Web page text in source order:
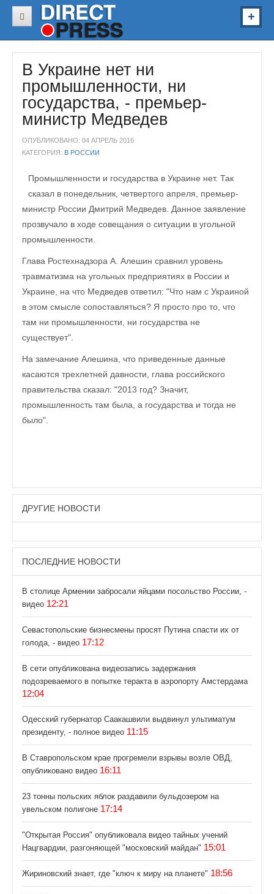
В Украине
В Мире
Звезды
Спорт
Здоровье
Курьезы
Видео
В Украине нет ни
промышленности, ни
государства, - премьер-
министр Медведев
ОПУБЛИКОВАНО: 04 АПРЕЛЬ 2016
КАТЕГОРИЯ: В РОССИИ
Промышленности и государства в Украине нет. Так
сказал в понедельник, четвертого апреля, премьер-
министр России Дмитрий Медведев. Данное заявление
прозвучало в ходе совещания о ситуации в угольной
промышленности.
Глава Ростехнадзора А. Алешин сравнил уровень
травматизма на угольных предприятиях в России и
Украине, на что Медведев ответил: "Что нам с Украиной
в этом смысле сопоставляться? Я просто про то, что
там ни промышленности, ни государства не
существует".
На замечание Алешина, что приведенные данные
касаются трехлетней давности, глава российского
правительства сказал: "2013 год? Значит,
промышленность там была, а государства и тогда не
было".
ДРУГИЕ НОВОСТИ
ПОСЛЕДНИЕ НОВОСТИ
В столице Армении забросали яйцами посольство России, -
видео 12:21
Севастопольские бизнесмены просят Путина спасти их от
голода, - видео 17:12
В сети опубликована видеозапись задержания
подозреваемого в попытке теракта в аэропорту Амстердама
12:04
Одесский губернатор Саакашвили выдвинул ультиматум
президенту, - полное видео 11:15
В Ставропольском крае прогремели взрывы возле ОВД,
опубликовано видео 16:11
23 тонны польских яблок раздавили бульдозером на
увельском полигоне 17:14
"Открытая Россия" опубликовала видео тайных учений
Нацгвардии, разгоняющей "московский майдан" 15:01
Жириновский знает, где "ключ к миру на планете" 18:56